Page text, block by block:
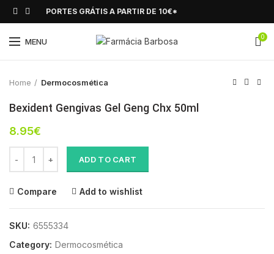
PORTES GRÁTIS A PARTIR DE 10€*
MENU 0
Click to enlarge
Home Dermocosmética
Bexident Gengivas Gel Geng Chx 50ml
8.95€
ADD TO CART
Compare Add to wishlist
SKU: 6555334
Category: Dermocosmética